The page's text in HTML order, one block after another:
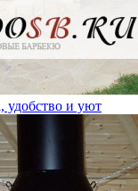
удобство и уют